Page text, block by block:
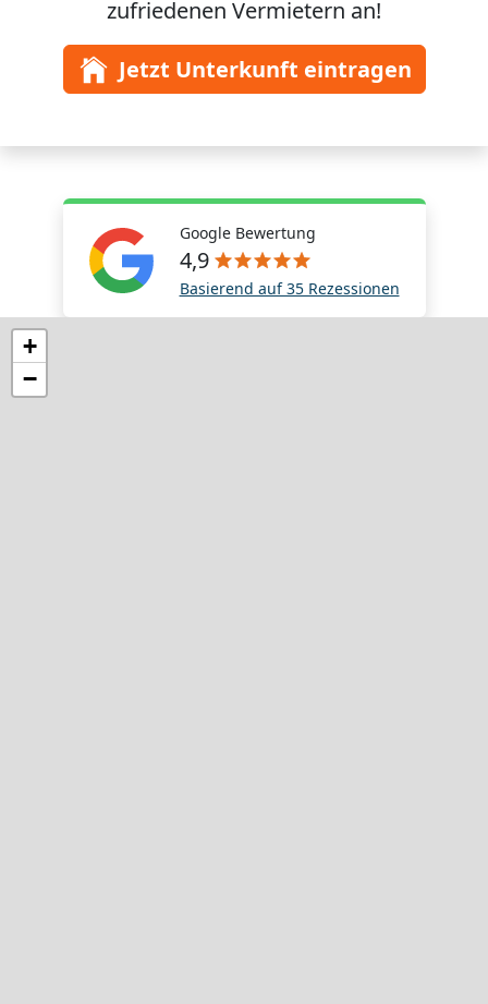
zufriedenen Vermietern an!
Jetzt Unterkunft eintragen
Google Bewertung
4,9
Basierend auf 35 Rezessionen
+
−